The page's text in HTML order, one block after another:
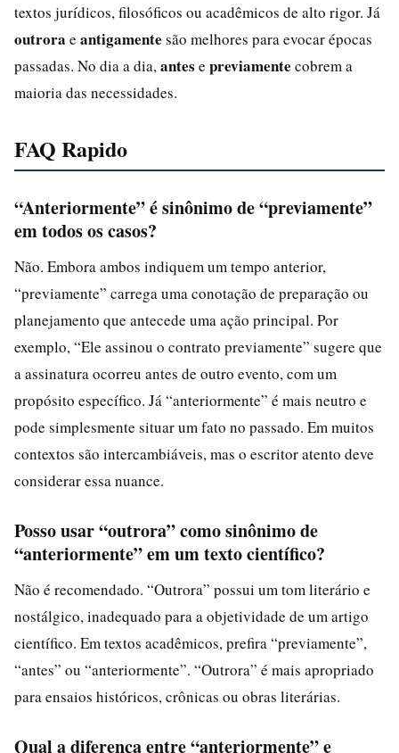
textos jurídicos, filosóficos ou acadêmicos de alto rigor. Já
outrora e antigamente são melhores para evocar épocas
passadas. No dia a dia, antes e previamente cobrem a
maioria das necessidades.
FAQ Rapido
“Anteriormente” é sinônimo de “previamente”
em todos os casos?
Não. Embora ambos indiquem um tempo anterior,
“previamente” carrega uma conotação de preparação ou
planejamento que antecede uma ação principal. Por
exemplo, “Ele assinou o contrato previamente” sugere que
a assinatura ocorreu antes de outro evento, com um
propósito específico. Já “anteriormente” é mais neutro e
pode simplesmente situar um fato no passado. Em muitos
contextos são intercambiáveis, mas o escritor atento deve
considerar essa nuance.
Posso usar “outrora” como sinônimo de
“anteriormente” em um texto científico?
Não é recomendado. “Outrora” possui um tom literário e
nostálgico, inadequado para a objetividade de um artigo
científico. Em textos acadêmicos, prefira “previamente”,
“antes” ou “anteriormente”. “Outrora” é mais apropriado
para ensaios históricos, crônicas ou obras literárias.
Qual a diferença entre “anteriormente” e